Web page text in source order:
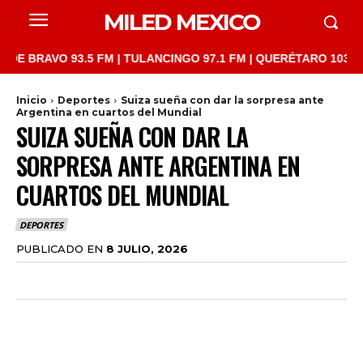
MILED MEXICO
93.5 FM | TULANCINGO 97.1 FM | QUERÉTARO 103.1 FM
Inicio Deportes
Suiza sueña con dar la sorpresa ante
Argentina en cuartos del Mundial
SUIZA SUEÑA CON DAR LA
SORPRESA ANTE ARGENTINA EN
CUARTOS DEL MUNDIAL
DEPORTES
PUBLICADO EN 8 JULIO, 2026